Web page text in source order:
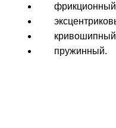
пружинный.